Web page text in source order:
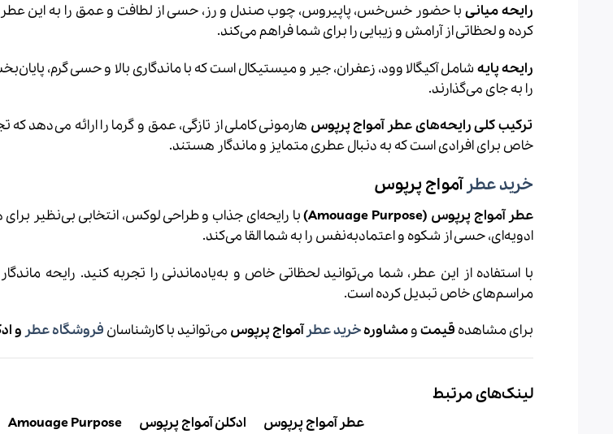
رایحه میانی با حضور خس‌خس، پاپیروس، چوب صندل و رز، حسی از لطافت و عمق را به این عطر
کرده و لحظاتی از آرامش و زیبایی را برای شما فراهم می‌کند.
رایحه پایه شامل آکیگالا وود، زعفران، جیر و میستیکال است که با ماندگاری بالا و حسی گرم،
را به جای می‌گذارند.
ترکیب کلی رایحه‌های عطر آمواج پرپوس هارمونی کاملی از تازگی، عمق و گرما را ارائه می‌دهد
خاص برای افرادی است که به دنبال عطری متمایز و ماندگار هستند.
خرید عطرآمواج پرپوس
عطر آمواج پرپوس (Amouage Purpose)
با رایحه‌ای جذاب و طراحی لوکس، انتخابی بی‌نظیر
ادویه‌ای، حسی از شکوه و اعتمادبه‌نفس را به شما القا می‌کند.
با استفاده از این عطر، شما می‌توانید لحظاتی خاص و به‌یادماندنی را تجربه کنید. رایحه
مراسم‌های خاص تبدیل کرده است.
برای مشاهده قیمتومشاورهخرید عطرآمواج پرپوس می‌توانید با کارشناسان فروشگاه عطر و
لینک‌های مرتبط
عطر آمواج پرپوس ادکلن آمواج پرپوس Amouage Purpose